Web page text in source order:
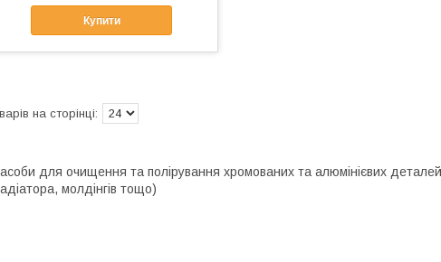
Купити
для очищення та полірування хромованих та алюмінієвих
молдінгів тощо)